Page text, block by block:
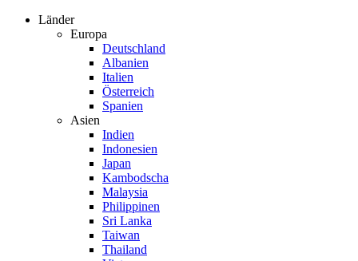
Zum
Länder
Europa
Deutschland
Albanien
Italien
Österreich
Spanien
Asien
Indien
Indonesien
Japan
Kambodscha
Malaysia
Philippinen
Sri Lanka
Taiwan
Thailand